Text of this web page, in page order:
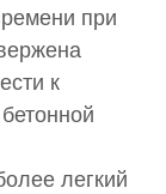
при
к
легкий